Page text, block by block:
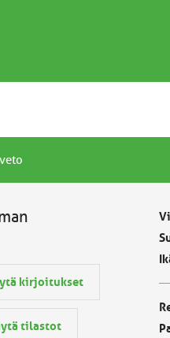
kirjoitukset
tilastot